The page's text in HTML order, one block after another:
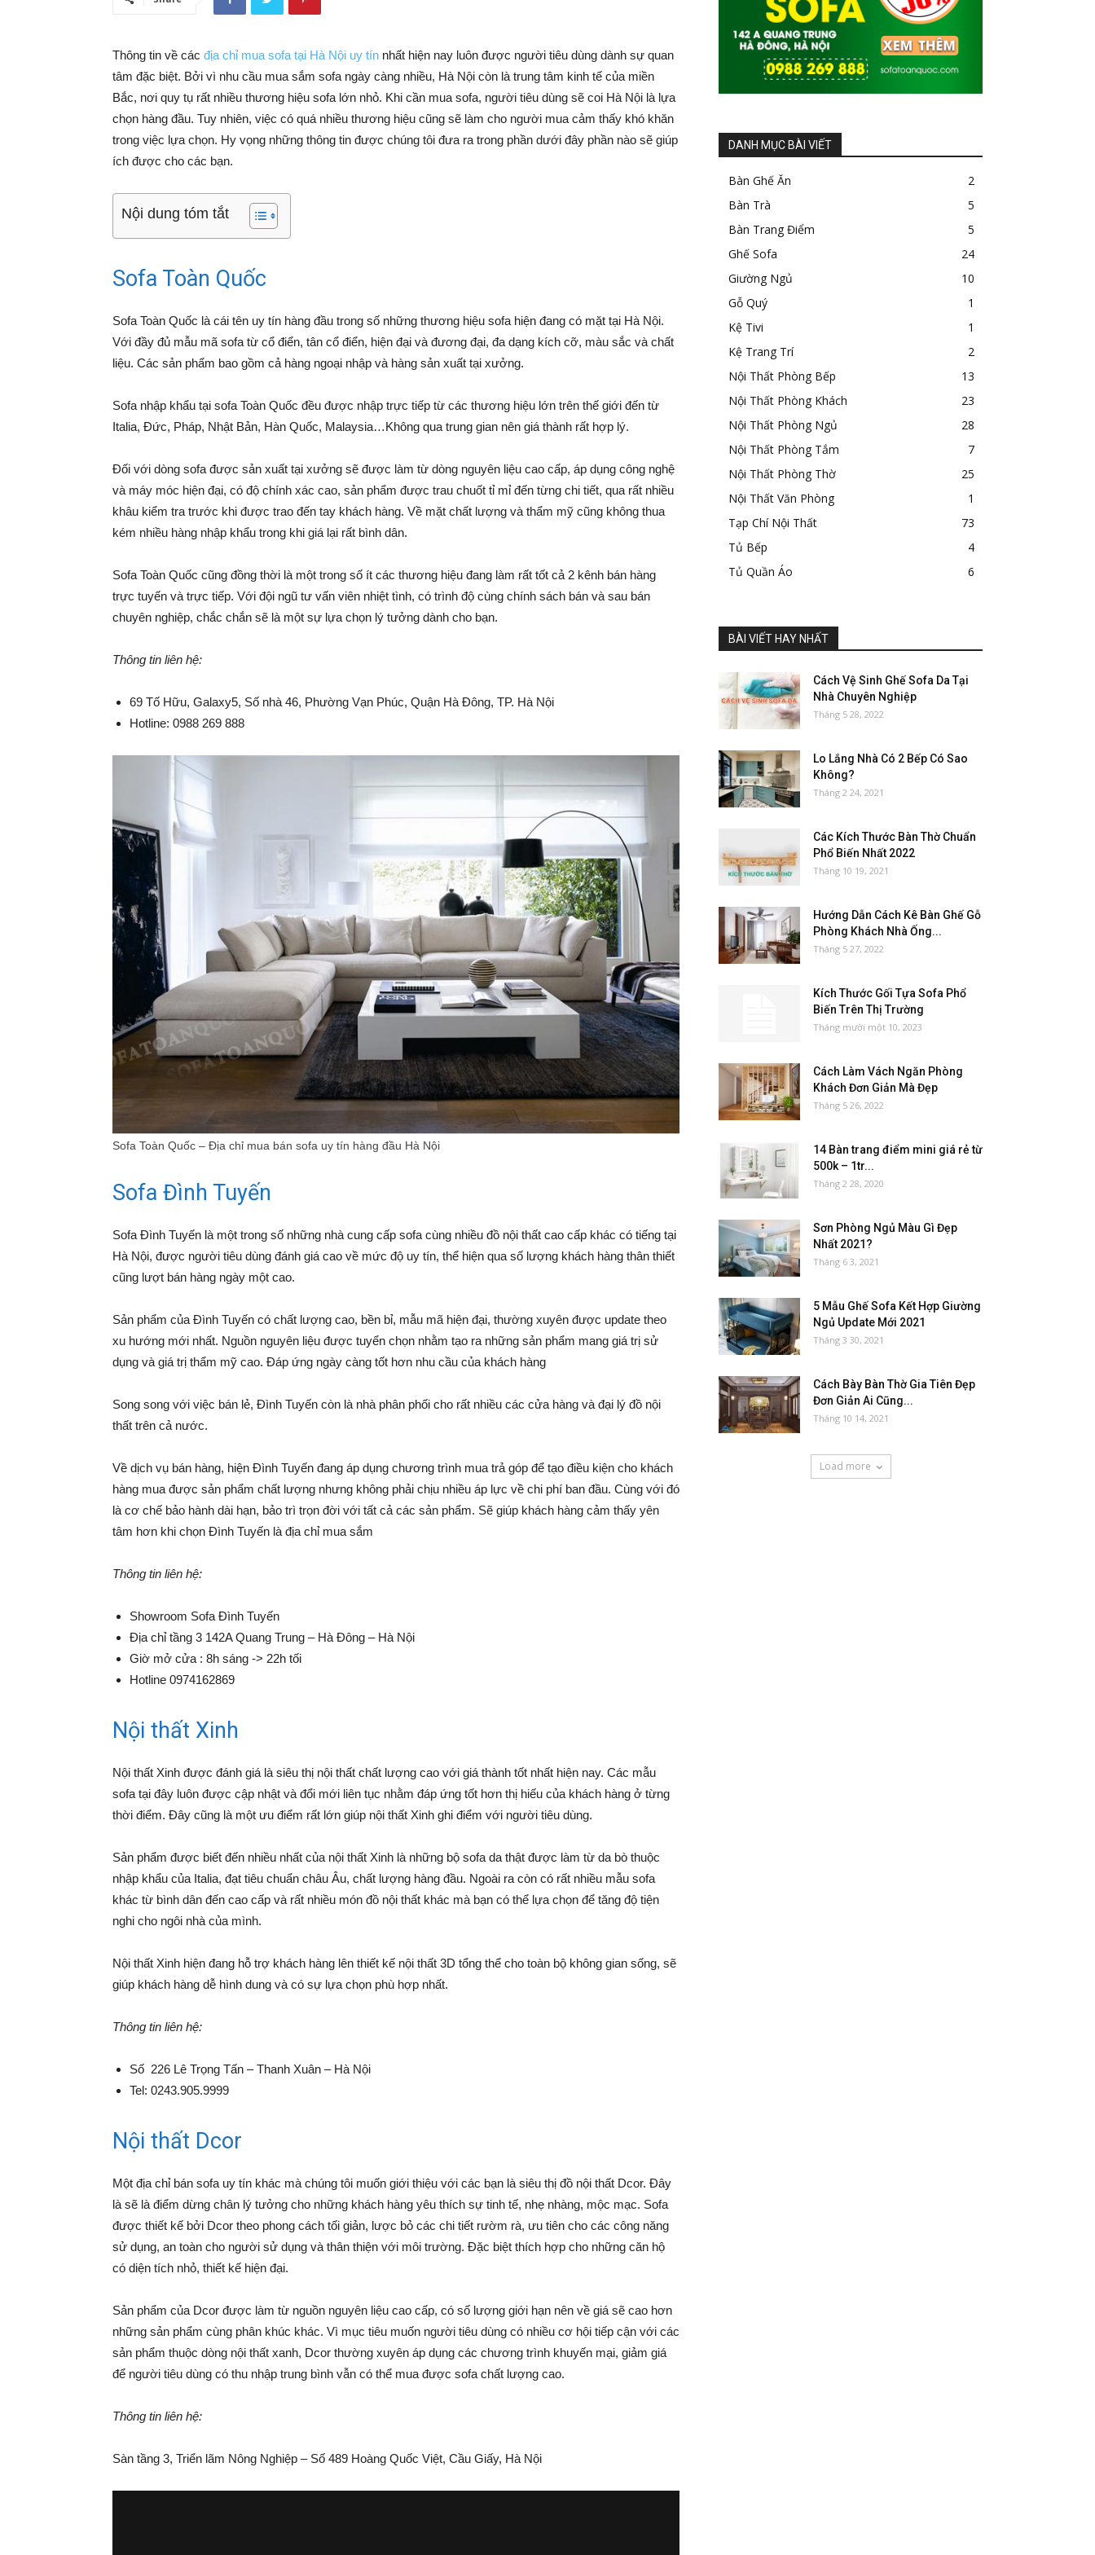
Thông tin về các địa chỉ mua sofa tại Hà Nội uy tín nhất hiện nay luôn được người tiêu dùng dành sự quan
tâm đặc biệt. Bởi vì nhu cầu mua sắm sofa ngày càng nhiều, Hà Nội còn là trung tâm kinh tế của miền
Bắc, nơi quy tụ rất nhiều thương hiệu sofa lớn nhỏ. Khi cần mua sofa, người tiêu dùng sẽ coi Hà Nội là lựa
chọn hàng đầu. Tuy nhiên, việc có quá nhiều thương hiệu cũng sẽ làm cho người mua cảm thấy khó khăn
trong việc lựa chọn. Hy vọng những thông tin được chúng tôi đưa ra trong phần dưới đây phần nào sẽ giúp
ích được cho các bạn.
Nội dung tóm tắt
Sofa Toàn Quốc
Sofa Toàn Quốc là cái tên uy tín hàng đầu trong số những thương hiệu sofa hiện đang có mặt tại Hà Nội.
Với đầy đủ mẫu mã sofa từ cổ điển, tân cổ điển, hiện đại và đương đại, đa dạng kích cỡ, màu sắc và chất
liệu. Các sản phẩm bao gồm cả hàng ngoại nhập và hàng sản xuất tại xưởng.
Sofa nhập khẩu tại sofa Toàn Quốc đều được nhập trực tiếp từ các thương hiệu lớn trên thế giới đến từ
Italia, Đức, Pháp, Nhật Bản, Hàn Quốc, Malaysia…Không qua trung gian nên giá thành rất hợp lý.
Đối với dòng sofa được sản xuất tại xưởng sẽ được làm từ dòng nguyên liệu cao cấp, áp dụng công nghệ
và máy móc hiện đại, có độ chính xác cao, sản phẩm được trau chuốt tỉ mỉ đến từng chi tiết, qua rất nhiều
khâu kiểm tra trước khi được trao đến tay khách hàng. Về mặt chất lượng và thẩm mỹ cũng không thua
kém nhiều hàng nhập khẩu trong khi giá lại rất bình dân.
Sofa Toàn Quốc cũng đồng thời là một trong số ít các thương hiệu đang làm rất tốt cả 2 kênh bán hàng
trực tuyến và trực tiếp. Với đội ngũ tư vấn viên nhiệt tình, có trình độ cùng chính sách bán và sau bán
chuyên nghiệp, chắc chắn sẽ là một sự lựa chọn lý tưởng dành cho bạn.
Thông tin liên hệ:
69 Tố Hữu, Galaxy5, Số nhà 46, Phường Vạn Phúc, Quận Hà Đông, TP. Hà Nội
Hotline: 0988 269 888
Sofa Toàn Quốc – Địa chỉ mua bán sofa uy tín hàng đầu Hà Nội
Sofa Đình Tuyến
Sofa Đình Tuyến là một trong số những nhà cung cấp sofa cùng nhiều đồ nội thất cao cấp khác có tiếng tại
Hà Nội, được người tiêu dùng đánh giá cao về mức độ uy tín, thể hiện qua số lượng khách hàng thân thiết
cũng lượt bán hàng ngày một cao.
Sản phẩm của Đình Tuyến có chất lượng cao, bền bỉ, mẫu mã hiện đại, thường xuyên được update theo
xu hướng mới nhất. Nguồn nguyên liệu được tuyển chọn nhằm tạo ra những sản phẩm mang giá trị sử
dụng và giá trị thẩm mỹ cao. Đáp ứng ngày càng tốt hơn nhu cầu của khách hàng
Song song với việc bán lẻ, Đình Tuyến còn là nhà phân phối cho rất nhiều các cửa hàng và đại lý đồ nội
thất trên cả nước.
Về dịch vụ bán hàng, hiện Đình Tuyến đang áp dụng chương trình mua trả góp để tạo điều kiện cho khách
hàng mua được sản phẩm chất lượng nhưng không phải chịu nhiều áp lực về chi phí ban đầu. Cùng với đó
là cơ chế bảo hành dài hạn, bảo trì trọn đời với tất cả các sản phẩm. Sẽ giúp khách hàng cảm thấy yên
tâm hơn khi chọn Đình Tuyến là địa chỉ mua sắm
Thông tin liên hệ:
Showroom Sofa Đình Tuyến
Địa chỉ tầng 3 142A Quang Trung – Hà Đông – Hà Nội
Giờ mở cửa : 8h sáng -> 22h tối
Hotline 0974162869
Nội thất Xinh
Nội thất Xinh được đánh giá là siêu thị nội thất chất lượng cao với giá thành tốt nhất hiện nay. Các mẫu
sofa tại đây luôn được cập nhật và đổi mới liên tục nhằm đáp ứng tốt hơn thị hiếu của khách hàng ở từng
thời điểm. Đây cũng là một ưu điểm rất lớn giúp nội thất Xinh ghi điểm với người tiêu dùng.
Sản phẩm được biết đến nhiều nhất của nội thất Xinh là những bộ sofa da thật được làm từ da bò thuộc
nhập khẩu của Italia, đạt tiêu chuẩn châu Âu, chất lượng hàng đầu. Ngoài ra còn có rất nhiều mẫu sofa
khác từ bình dân đến cao cấp và rất nhiều món đồ nội thất khác mà bạn có thể lựa chọn để tăng độ tiện
nghi cho ngôi nhà của mình.
Nội thất Xinh hiện đang hỗ trợ khách hàng lên thiết kế nội thất 3D tổng thể cho toàn bộ không gian sống, sẽ
giúp khách hàng dễ hình dung và có sự lựa chọn phù hợp nhất.
Thông tin liên hệ:
Số 226 Lê Trọng Tấn – Thanh Xuân – Hà Nội
Tel: 0243.905.9999
Nội thất Dcor
Một địa chỉ bán sofa uy tín khác mà chúng tôi muốn giới thiệu với các bạn là siêu thị đồ nội thất Dcor. Đây
là sẽ là điểm dừng chân lý tưởng cho những khách hàng yêu thích sự tinh tế, nhẹ nhàng, mộc mạc. Sofa
được thiết kế bởi Dcor theo phong cách tối giản, lược bỏ các chi tiết rườm rà, ưu tiên cho các công năng
sử dụng, an toàn cho người sử dụng và thân thiện với môi trường. Đặc biệt thích hợp cho những căn hộ
có diện tích nhỏ, thiết kế hiện đại.
Sản phẩm của Dcor được làm từ nguồn nguyên liệu cao cấp, có số lượng giới hạn nên về giá sẽ cao hơn
những sản phẩm cùng phân khúc khác. Vì mục tiêu muốn người tiêu dùng có nhiều cơ hội tiếp cận với các
sản phẩm thuộc dòng nội thất xanh, Dcor thường xuyên áp dụng các chương trình khuyến mại, giảm giá
để người tiêu dùng có thu nhập trung bình vẫn có thể mua được sofa chất lượng cao.
Thông tin liên hệ:
Sàn tầng 3, Triển lãm Nông Nghiệp – Số 489 Hoàng Quốc Việt, Cầu Giấy, Hà Nội
DANH MỤC BÀI VIẾT
Bàn Ghế Ăn
2
Bàn Trà
5
Bàn Trang Điểm
5
Ghế Sofa
24
Giường Ngủ
10
Gỗ Quý
1
Kệ Tivi
1
Kệ Trang Trí
2
Nội Thất Phòng Bếp
13
Nội Thất Phòng Khách
23
Nội Thất Phòng Ngủ
28
Nội Thất Phòng Tắm
7
Nội Thất Phòng Thờ
25
Nội Thất Văn Phòng
1
Tạp Chí Nội Thất
73
Tủ Bếp
4
Tủ Quần Áo
6
BÀI VIẾT HAY NHẤT
Cách Vệ Sinh Ghế Sofa Da Tại
Nhà Chuyên Nghiệp
Tháng 5 28, 2022
Lo Lắng Nhà Có 2 Bếp Có Sao
Không?
Tháng 2 24, 2021
Các Kích Thước Bàn Thờ Chuẩn
Phổ Biến Nhất 2022
Tháng 10 19, 2021
Hướng Dẫn Cách Kê Bàn Ghế Gỗ
Phòng Khách Nhà Ống...
Tháng 5 27, 2022
Kích Thước Gối Tựa Sofa Phổ
Biến Trên Thị Trường
Tháng mười một 10, 2023
Cách Làm Vách Ngăn Phòng
Khách Đơn Giản Mà Đẹp
Tháng 5 26, 2022
14 Bàn trang điểm mini giá rẻ từ
500k – 1tr...
Tháng 2 28, 2020
Sơn Phòng Ngủ Màu Gì Đẹp
Nhất 2021?
Tháng 6 3, 2021
5 Mẫu Ghế Sofa Kết Hợp Giường
Ngủ Update Mới 2021
Tháng 3 30, 2021
Cách Bày Bàn Thờ Gia Tiên Đẹp
Đơn Giản Ai Cũng...
Tháng 10 14, 2021
Load more